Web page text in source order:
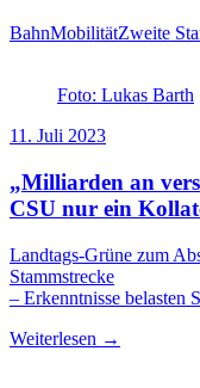
BahnMobilitätZweite
Foto: Lukas Barth
11. Juli 2023
„Milliarden an
CSU nur ein
Landtags-Grüne zum
Stammstrecke
– Erkenntnisse belasten
Weiterlesen →